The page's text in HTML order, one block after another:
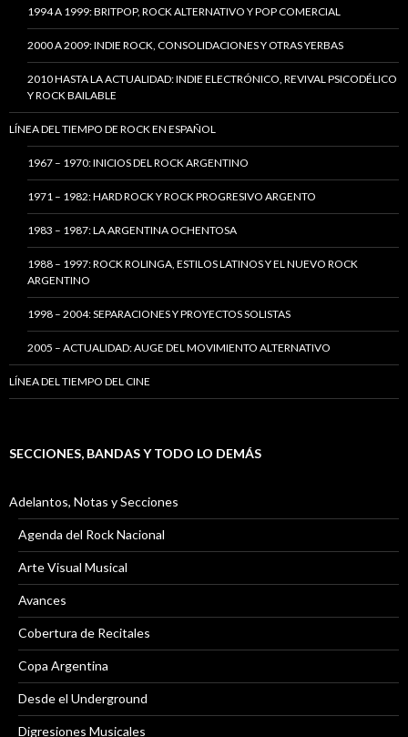
1994 A 1999: BRITPOP, ROCK ALTERNATIVO Y POP COMERCIAL
2000 A 2009: INDIE ROCK, CONSOLIDACIONES Y OTRAS YERBAS
2010 HASTA LA ACTUALIDAD: INDIE ELECTRÓNICO, REVIVAL PSICODÉLICO
Y ROCK BAILABLE
LÍNEA DEL TIEMPO DE ROCK EN ESPAÑOL
1967 – 1970: INICIOS DEL ROCK ARGENTINO
1971 – 1982: HARD ROCK Y ROCK PROGRESIVO ARGENTO
1983 – 1987: LA ARGENTINA OCHENTOSA
1988 – 1997: ROCK ROLINGA, ESTILOS LATINOS Y EL NUEVO ROCK
ARGENTINO
1998 – 2004: SEPARACIONES Y PROYECTOS SOLISTAS
2005 – ACTUALIDAD: AUGE DEL MOVIMIENTO ALTERNATIVO
LÍNEA DEL TIEMPO DEL CINE
SECCIONES, BANDAS Y TODO LO DEMÁS
Adelantos, Notas y Secciones
Agenda del Rock Nacional
Arte Visual Musical
Avances
Cobertura de Recitales
Copa Argentina
Desde el Underground
Digresiones Musicales